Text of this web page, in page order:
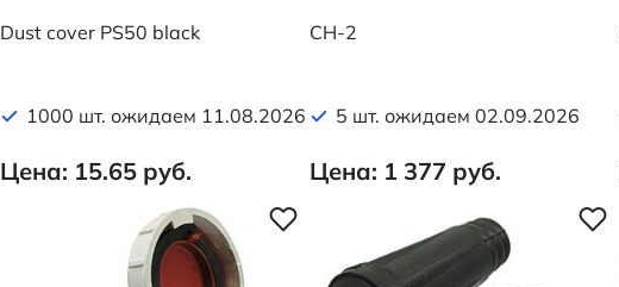
Dust cover PS50 black
1000 шт. ожидаем 11.08.2026
Цена: 15.65 руб.
CH-2
5 шт. ожидаем 02.09.2026
Цена: 1 377 руб.